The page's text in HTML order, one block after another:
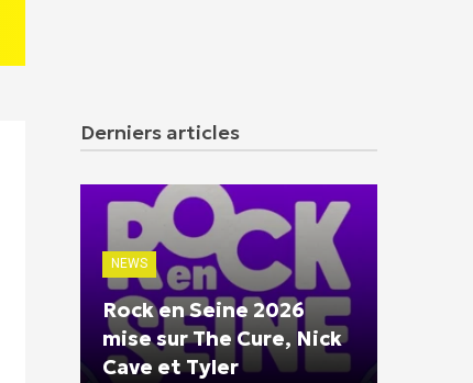
Derniers articles
NEWS
Rock en Seine 2026
mise sur The Cure, Nick
Cave et Tyler